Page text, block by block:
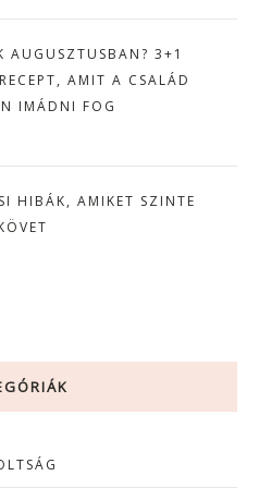
AUGUSZTUSBAN? 3+1
AMIT A CSALÁD
IMÁDNI FOG
HIBÁK, AMIKET SZINTE